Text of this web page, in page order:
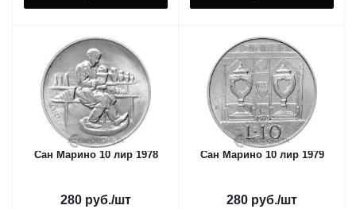
Сан Марино 10 лир 1978
280 руб./шт
Сан Марино 10 лир 1979
280 руб./шт